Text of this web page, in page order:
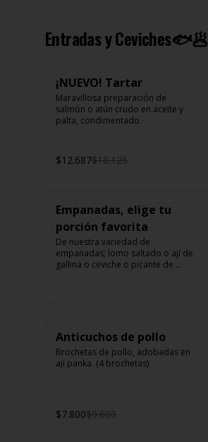
Entradas y Ceviches🐟🥟
¡NUEVO! Tartar
Maravillosa preparación de
salmón o atún crudo en aceite y
palta, condimentado.
$12.687$18.125
Empanadas, elige tu
porción favorita
De nuestra variedad de
empanadas; lomo saltado o ají de
gallina o ceviche o picante de
Anticuchos de pollo
Brochetas de pollo, adobadas en
ají panka. (4 brochetas)
$7.800$9.600